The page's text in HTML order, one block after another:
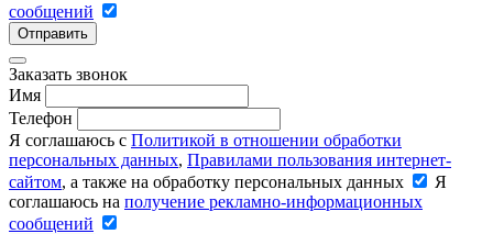
сообщений
Отправить
Заказать звонок
Имя
Телефон
Я соглашаюсь с Политикой в отношении обработки
персональных данных, Правилами пользования интернет-
сайтом, а также на обработку персональных данных
Я
соглашаюсь на получение рекламно-информационных
сообщений